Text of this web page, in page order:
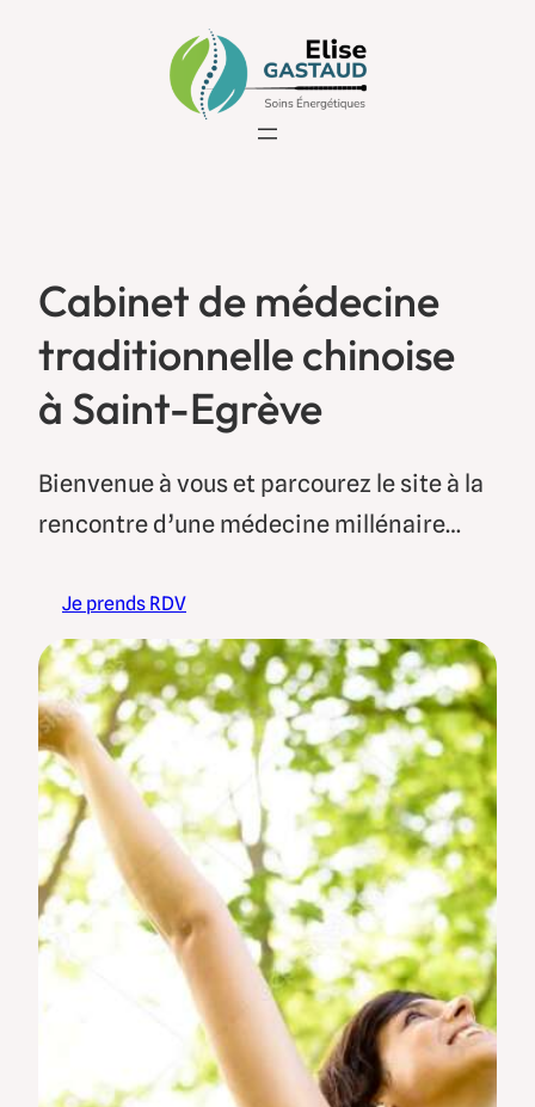
Cabinet de médecine
traditionnelle chinoise
à Saint-Egrève
Bienvenue à vous et parcourez le site à la
rencontre d’une médecine millénaire…
Je prends RDV